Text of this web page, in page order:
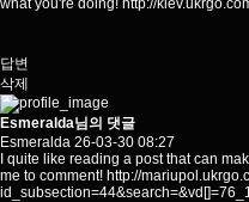
what you're doing! http://
답변
삭제
Esmeralda님의 댓글
Esmeralda 26-03-30 08:27
I quite like reading a post that can
me to comment! http://
id_subsection=44&search=&vd